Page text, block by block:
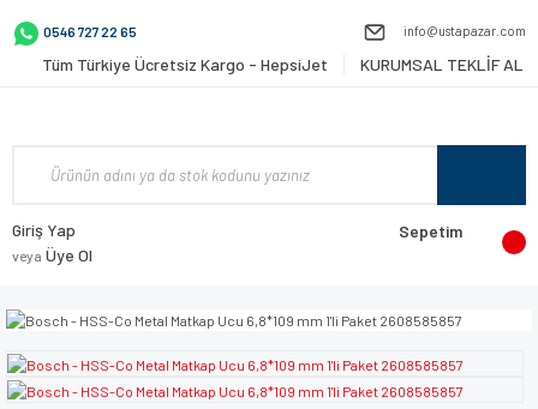
0546 727 22 65 info@ustapazar.com
Tüm Türkiye Ücretsiz Kargo - HepsiJet KURUMSAL TEKLİF AL
Giriş Yap
veya Üye Ol
Sepetim